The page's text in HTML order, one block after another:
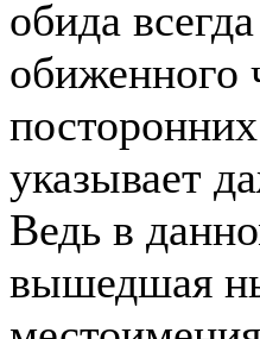
обида
обиженного
указывает
Ведь в
вышедшая